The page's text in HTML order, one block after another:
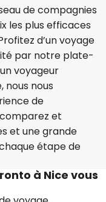
de compagnies
les plus efficaces
d’un voyage
par notre plate-
voyageur
nous nous
de
et
et une grande
étape de
à Nice vous